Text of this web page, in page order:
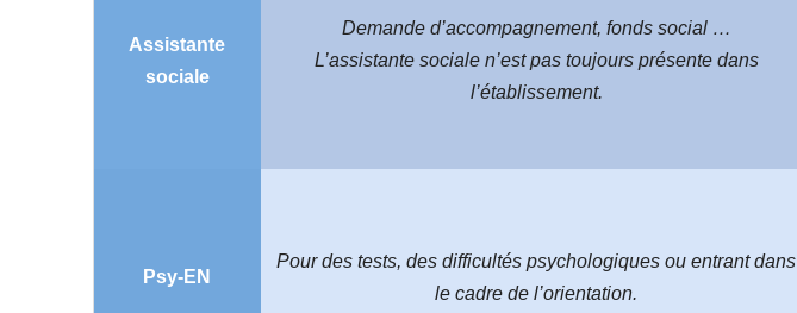
Assistante
sociale
Demande d’accompagnement, fonds social …
L’assistante sociale n’est pas toujours présente dans
l’établissement.
Psy-EN
Pour des tests, des difficultés psychologiques ou entrant dans
le cadre de l’orientation.